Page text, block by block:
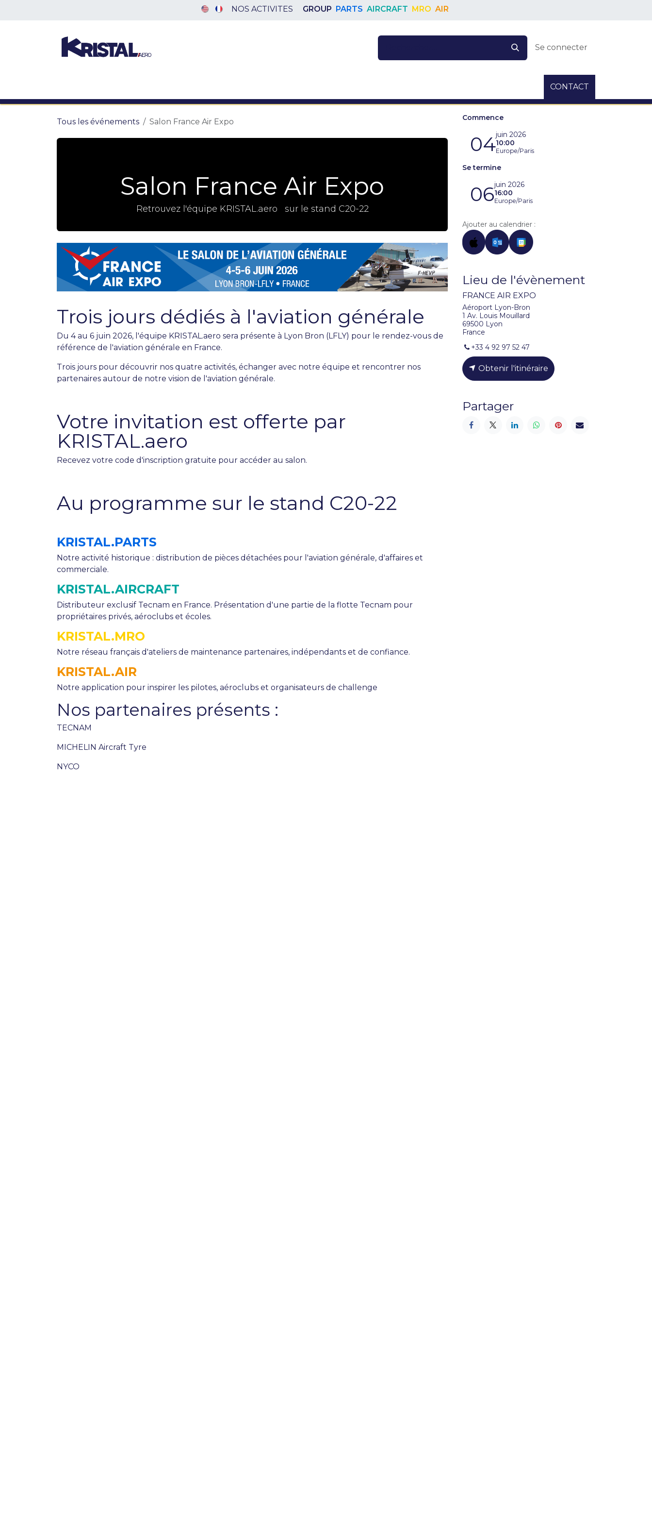
NOS ACTIVITES GROUP PARTS AIRCRAFT MRO AIR
Se connecter
CONTACT
Tous les événements Salon France Air Expo
Salon France Air Expo
Retrouvez l'équipe KRISTAL.aero sur le stand C20-22
Trois jours dédiés à l'aviation générale
Du 4 au 6 juin 2026, l'équipe KRISTAL.aero sera présente à Lyon Bron (LFLY) pour le rendez-vous de
référence de l'aviation générale en France.
Trois jours pour découvrir nos quatre activités, échanger avec notre équipe et rencontrer nos
partenaires autour de notre vision de l'aviation générale.
Votre invitation est offerte par
KRISTAL.aero
Recevez votre code d'inscription gratuite pour accéder au salon.
Au programme sur le stand C20-22
KRISTAL.PARTS
Notre activité historique : distribution de pièces détachées pour l'aviation générale, d'affaires et
commerciale.
KRISTAL.AIRCRAFT
Distributeur exclusif Tecnam en France. Présentation d'une partie de la flotte Tecnam pour
propriétaires privés, aéroclubs et écoles.
KRISTAL.MRO
Notre réseau français d'ateliers de maintenance partenaires, indépendants et de confiance.
KRISTAL.AIR
Notre application pour inspirer les pilotes, aéroclubs et organisateurs de challenge
Nos partenaires présents :
TECNAM
MICHELIN Aircraft Tyre
NYCO
Commence
04juin 2026
10:00
Europe/Paris
Se termine
06juin 2026
16:00
Europe/Paris
Ajouter au calendrier :
Lieu de l'évènement
FRANCE AIR EXPO
Aéroport Lyon-Bron
1 Av. Louis Mouillard
69500 Lyon
France
+33 4 92 97 52 47
Obtenir l'itinéraire
Partager